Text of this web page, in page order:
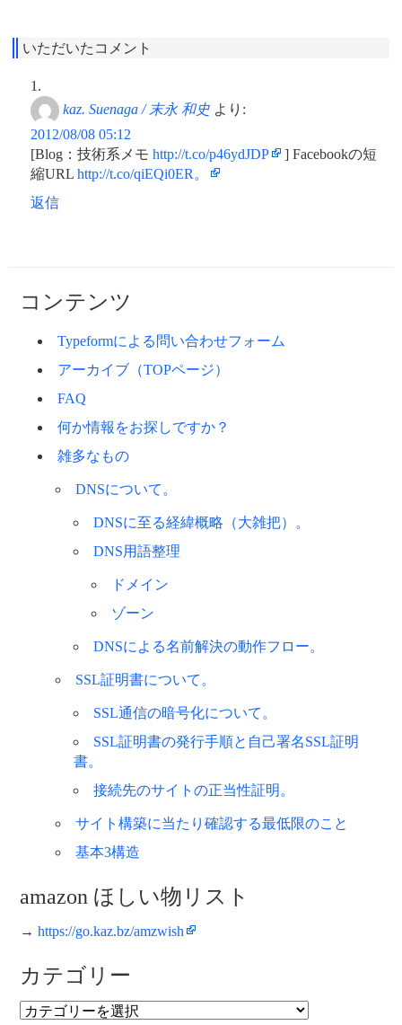
いただいたコメント
kaz. Suenaga / 末永 和史 より:
2012/08/08 05:12
[Blog：技術系メモ http://t.co/p46ydJDP
] Facebookの短
縮URL http://t.co/qiEQi0ER。
返信
コンテンツ
Typeformによる問い合わせフォーム
アーカイブ（TOPページ）
FAQ
何か情報をお探しですか？
雑多なもの
DNSについて。
DNSに至る経緯概略（大雑把）。
DNS用語整理
ドメイン
ゾーン
DNSによる名前解決の動作フロー。
SSL証明書について。
SSL通信の暗号化について。
SSL証明書の発行手順と自己署名SSL証明
書。
接続先のサイトの正当性証明。
サイト構築に当たり確認する最低限のこと
基本3構造
amazon ほしい物リスト
→ https://go.kaz.bz/amzwish
カテゴリー
カ